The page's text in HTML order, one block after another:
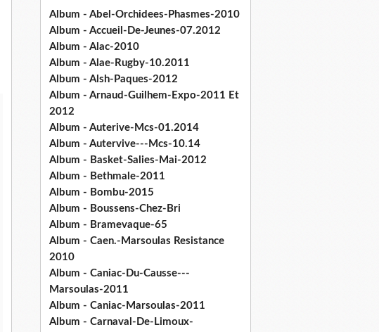
Album - Abel-Orchidees-Phasmes-2010
Album - Accueil-De-Jeunes-07.2012
Album - Alac-2010
Album - Alae-Rugby-10.2011
Album - Alsh-Paques-2012
Album - Arnaud-Guilhem-Expo-2011 Et
2012
Album - Auterive-Mcs-01.2014
Album - Autervive---Mcs-10.14
Album - Basket-Salies-Mai-2012
Album - Bethmale-2011
Album - Bombu-2015
Album - Boussens-Chez-Bri
Album - Bramevaque-65
Album - Caen.-Marsoulas Resistance
2010
Album - Caniac-Du-Causse---
Marsoulas-2011
Album - Caniac-Marsoulas-2011
Album - Carnaval-De-Limoux-